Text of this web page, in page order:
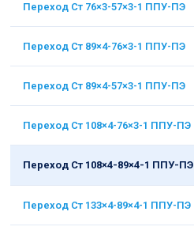
Переход Ст 76×3-57×3-1 ППУ-ПЭ
Переход Ст 89×4-76×3-1 ППУ-ПЭ
Переход Ст 89×4-57×3-1 ППУ-ПЭ
Переход Ст 108×4-76×3-1 ППУ-ПЭ
Переход Ст 108×4-89×4-1 ППУ-ПЭ
Переход Ст 133×4-89×4-1 ППУ-ПЭ